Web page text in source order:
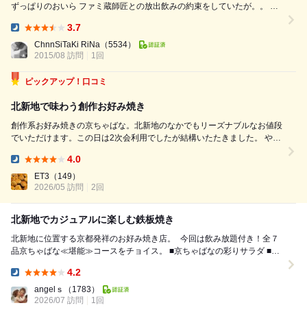
ずっぱりのおいら ファミ蔵師匠との放出飲みの約束をしていたが。。 前
ちゃんからのお誘いも入った！(ノ∇≦❤) って！おいらが誘ってたんですけ
どねぇ～（笑） ファミ蔵師匠も「新地に行く気がせん！」と。。 昨日の
後遺症色濃い。。。。(...
3.7
ChnnSiTaKi RiNa （5534）
2015/08 訪問
1回
ピックアップ！口コミ
北新地で味わう創作お好み焼き
創作系お好み焼きの京ちゃばな。北新地のなかでもリーズナブルなお値段
でいただけます。この日は2次会利用でしたが結構いたたきました。 やは
トの酸味がめっちゃあう。ビールがすすむ！ 牛ハラミのお好みもガツン
とうまい、でも定番のミックスも...
4.0
ET3 （149）
2026/05 訪問
2回
北新地でカジュアルに楽しむ鉄板焼き
北新地に位置する⁣京都発祥のお好み焼き店。⁣ 今回は飲み放題付き！全７
品京ちゃばな≪堪能≫コースをチョイス。 ■京ちゃばなの彩りサラダ ■京
4.2
angelｓ
（1783）
2026/07 訪問
1回